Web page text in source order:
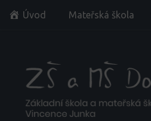
Skip to content
Úvod Mateřská škola